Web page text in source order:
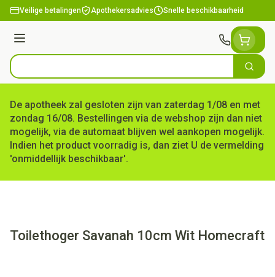
Ga naar de inhoud
Veilige betalingen Apothekersadvies Snelle beschikbaarheid
Menu
Product, merk, categorie... Zoek
De apotheek zal gesloten zijn van zaterdag 1/08 en met
zondag 16/08. Bestellingen via de webshop zijn dan niet
mogelijk, via de automaat blijven wel aankopen mogelijk.
Indien het product voorradig is, dan ziet U de vermelding
'onmiddellijk beschikbaar'.
Toilethoger Savanah 10cm Wit Homecraft